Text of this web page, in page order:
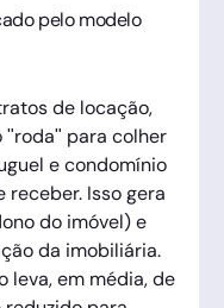
pelo modelo
de locação,
para colher
e condomínio
Isso gera
do imóvel) e
da imobiliária.
leva, em média, de